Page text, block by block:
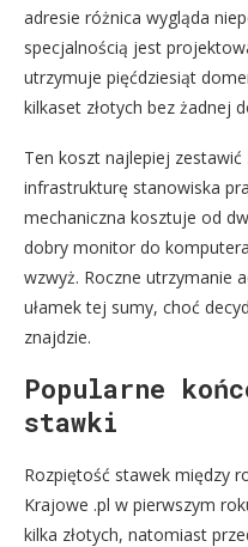
adresie różnica wygląda
specjalnością jest
utrzymuje pięćdziesiąt
kilkaset złotych bez żadnej
Ten koszt najlepiej
infrastrukturę stanowiska
mechaniczna kosztuje od
dobry monitor do
wzwyż. Roczne utrzymanie
ułamek tej sumy, choć
znajdzie.
Popularne
stawki
Rozpiętość stawek między
Krajowe .pl w pierwszym
kilka złotych, natomiast